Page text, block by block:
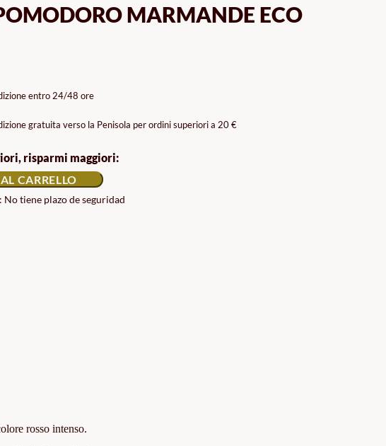
MARMANDE ECO
entro 24/48 ore
gratuita verso la Penisola per ordini superiori a 20 €
risparmi maggiori:
CARRELLO
No tiene plazo de seguridad
rosso intenso.